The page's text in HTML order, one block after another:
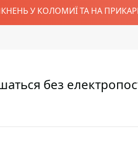
У КОЛОМИЇ ТА НА
без